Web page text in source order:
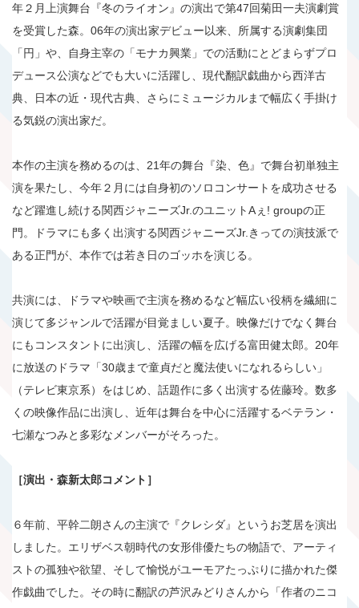
年２月上演舞台『冬のライオン』の演出で第47回菊田一夫演劇賞
を受賞した森。06年の演出家デビュー以来、所属する演劇集団
「円」や、自身主宰の「モナカ興業」での活動にとどまらずプロ
デュース公演などでも大いに活躍し、現代翻訳戯曲から西洋古
典、日本の近・現代古典、さらにミュージカルまで幅広く手掛け
る気鋭の演出家だ。
本作の主演を務めるのは、21年の舞台『染、色』で舞台初単独主
演を果たし、今年２月には自身初のソロコンサートを成功させる
など躍進し続ける関西ジャニーズJr.のユニットAぇ! groupの正
門。ドラマにも多く出演する関西ジャニーズJr.きっての演技派で
ある正門が、本作では若き日のゴッホを演じる。
共演には、ドラマや映画で主演を務めるなど幅広い役柄を繊細に
演じて多ジャンルで活躍が目覚ましい夏子。映像だけでなく舞台
にもコンスタントに出演し、活躍の幅を広げる富田健太郎。20年
に放送のドラマ「30歳まで童貞だと魔法使いになれるらしい」
（テレビ東京系）をはじめ、話題作に多く出演する佐藤玲。数多
くの映像作品に出演し、近年は舞台を中心に活躍するベテラン・
七瀬なつみと多彩なメンバーがそろった。
［演出・森新太郎コメント］
６年前、平幹二朗さんの主演で『クレシダ』というお芝居を演出
しました。エリザベス朝時代の女形俳優たちの物語で、アーティ
ストの孤独や欲望、そして愉悦がユーモアたっぷりに描かれた傑
作戯曲でした。その時に翻訳の芦沢みどりさんから「作者のニコ